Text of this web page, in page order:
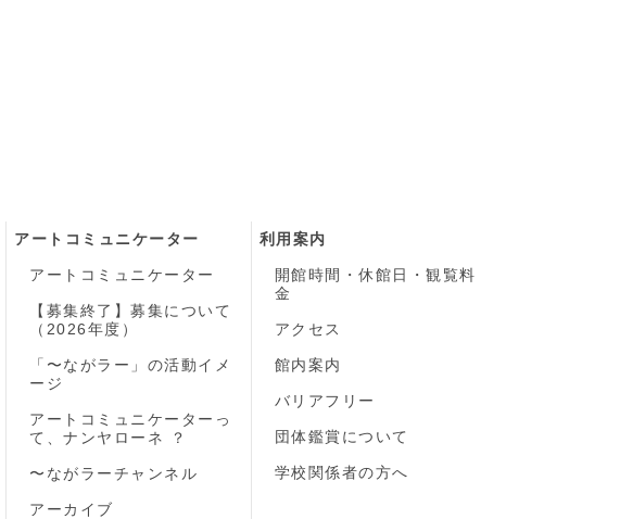
アートコミュニケーター
アートコミュニケーター
【募集終了】募集について
（2026年度）
「〜ながラー」の活動イメ
ージ
アートコミュニケーターっ
て、ナンヤローネ ？
〜ながラーチャンネル
アーカイブ
利用案内
開館時間・休館日・観覧料
金
アクセス
館内案内
バリアフリー
団体鑑賞について
学校関係者の方へ